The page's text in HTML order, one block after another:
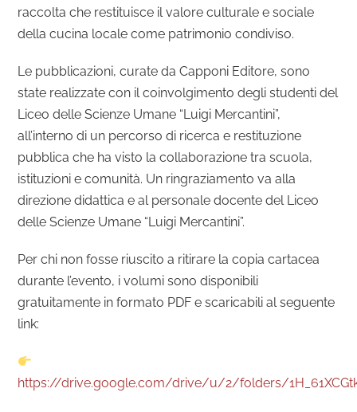
raccolta che restituisce il valore culturale e sociale
della cucina locale come patrimonio condiviso.
Le pubblicazioni, curate da Capponi Editore, sono
state realizzate con il coinvolgimento degli studenti del
Liceo delle Scienze Umane “Luigi Mercantini”,
all’interno di un percorso di ricerca e restituzione
pubblica che ha visto la collaborazione tra scuola,
istituzioni e comunità. Un ringraziamento va alla
direzione didattica e al personale docente del Liceo
delle Scienze Umane “Luigi Mercantini”.
Per chi non fosse riuscito a ritirare la copia cartacea
durante l’evento, i volumi sono disponibili
gratuitamente in formato PDF e scaricabili al seguente
link:
https://drive.google.com/drive/u/2/folders/